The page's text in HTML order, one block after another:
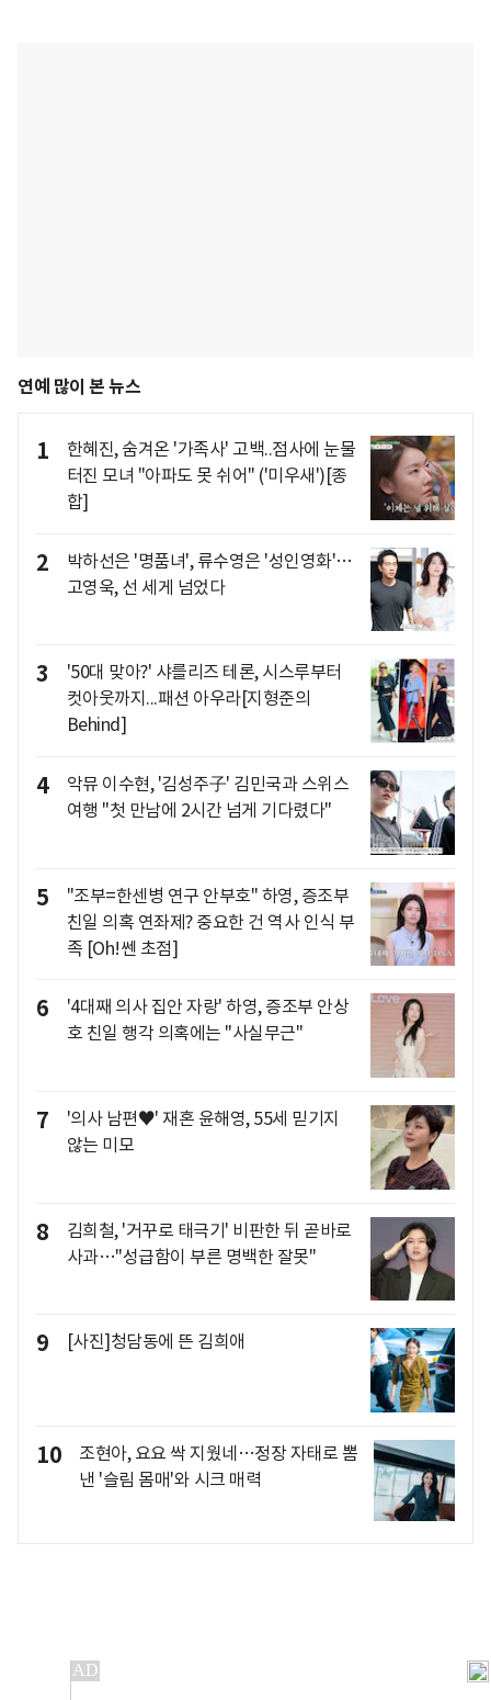
연예 많이 본 뉴스
1
한혜진, 숨겨온 '가족사' 고백..점사에 눈물
터진 모녀 "아파도 못 쉬어" ('미우새')[종
합]
2
박하선은 '명품녀', 류수영은 '성인영화'…
고영욱, 선 세게 넘었다
3
'50대 맞아?' 샤를리즈 테론, 시스루부터
컷아웃까지...패션 아우라[지형준의
Behind]
4
악뮤 이수현, '김성주子' 김민국과 스위스
여행 "첫 만남에 2시간 넘게 기다렸다"
5
"조부=한센병 연구 안부호" 하영, 증조부
친일 의혹 연좌제? 중요한 건 역사 인식 부
족 [Oh!쎈 초점]
6
'4대째 의사 집안 자랑' 하영, 증조부 안상
호 친일 행각 의혹에는 "사실무근"
7
'의사 남편♥' 재혼 윤해영, 55세 믿기지
않는 미모
8
김희철, '거꾸로 태극기' 비판한 뒤 곧바로
사과…"성급함이 부른 명백한 잘못"
9 [사진]청담동에 뜬 김희애
10
조현아, 요요 싹 지웠네…정장 자태로 뽐
낸 '슬림 몸매'와 시크 매력